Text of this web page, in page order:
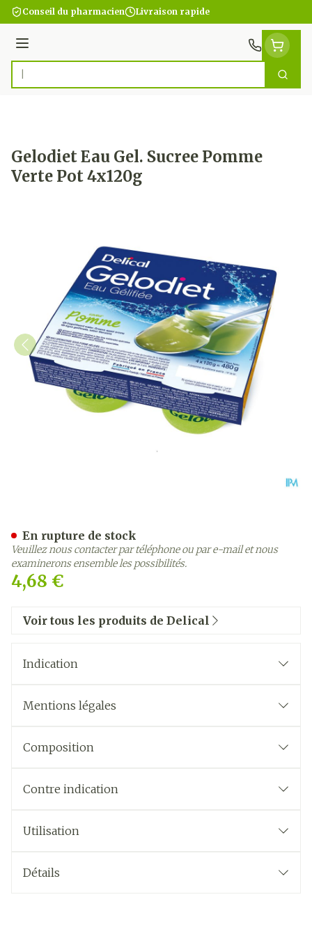
Aller au contenu
Conseil du pharmacien Livraison rapide
Menu
Rechercher
Gelodiet Eau Gel. Sucree Pomme
Verte Pot 4x120g
4,68 €
En rupture de stock
Veuillez nous contacter par téléphone ou par e-mail et nous
examinerons ensemble les possibilités.
Voir tous les produits de Delical
Indication
Mentions légales
Composition
Contre indication
Utilisation
Détails